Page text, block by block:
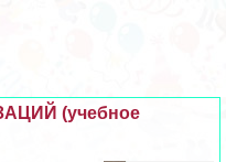
(учебное